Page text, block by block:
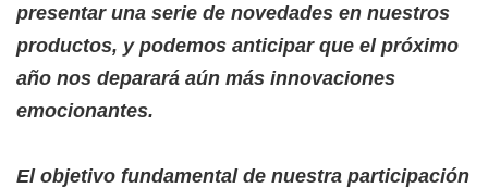
presentar una serie de novedades en nuestros
productos, y podemos anticipar que el próximo
año nos deparará aún más innovaciones
emocionantes.
El objetivo fundamental de nuestra participación